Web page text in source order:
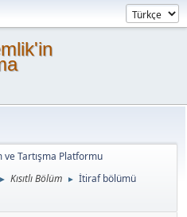
ve Tartışma Platformu
► Kısıtlı Bölüm ► İtiraf bölümü